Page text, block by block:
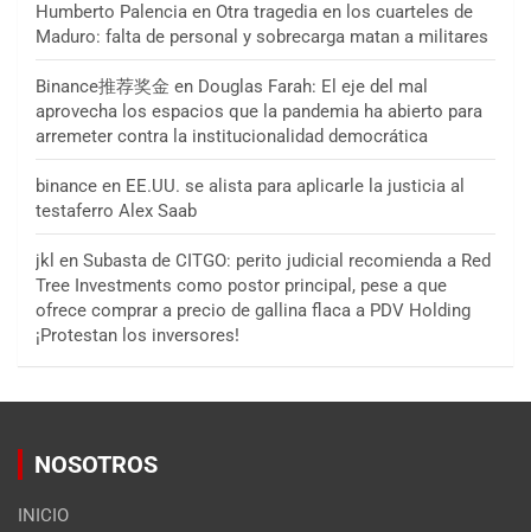
Humberto Palencia en Otra tragedia en los cuarteles de
Maduro: falta de personal y sobrecarga matan a militares
Binance推荐奖金 en Douglas Farah: El eje del mal
aprovecha los espacios que la pandemia ha abierto para
arremeter contra la institucionalidad democrática
binance en EE.UU. se alista para aplicarle la justicia al
testaferro Alex Saab
jkl en Subasta de CITGO: perito judicial recomienda a Red
Tree Investments como postor principal, pese a que
ofrece comprar a precio de gallina flaca a PDV Holding
¡Protestan los inversores!
NOSOTROS
INICIO